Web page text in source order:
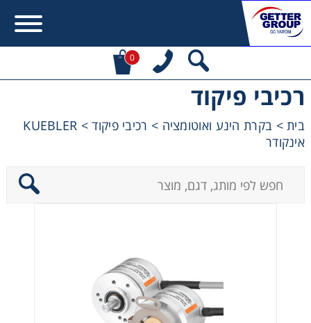
0
רכיבי פיקוד
בית> בקרת הינע ואוטומציה > רכיבי פיקוד>
KUEBLER
אינקודר
Contact form not found.
מקשרים, מצמדים ובלמים
שרשראות, גלגלי שרשרת וגלגלי שיניים